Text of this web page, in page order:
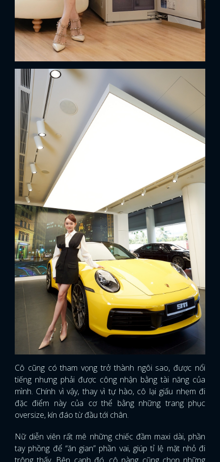
Cô cũng có tham vọng trở thành ngôi sao, được nổi
tiếng nhưng phải được công nhận bằng tài năng của
mình. Chính vì vậy, thay vì tự hào, cô lại giấu nhẹm đi
đặc điểm này của cơ thể bằng những trang phục
oversize, kín đáo từ đầu tới chân.
Nữ diễn viên rất mê những chiếc đầm maxi dài, phần
tay phồng để “ăn gian” phần vai, giúp tỉ lệ mặt nhỏ đi